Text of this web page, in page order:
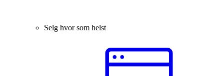
Selg hvor som helst